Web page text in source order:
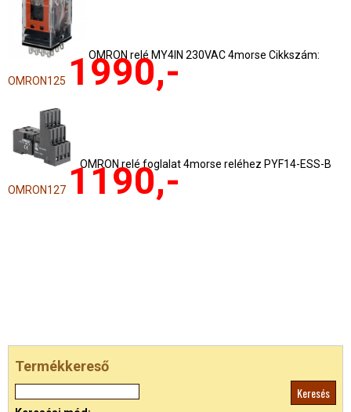
OMRON relé MY4IN 230VAC 4morse Cikkszám:
OMRON125 1990,-
OMRON relé foglalat 4morse reléhez PYF14-ESS-B
OMRON127 1190,-
Termékkereső